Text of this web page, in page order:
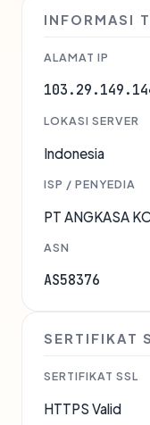
INFORMASI
ALAMAT IP
LOKASI SERVER
Indonesia
ISP / PENYEDIA
PT ANGKASA
ASN
AS58376
SERTIFIKAT
SERTIFIKAT SSL
HTTPS Valid